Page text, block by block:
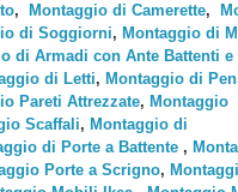
, Montaggio di Camerette,
di Soggiorni, Montaggio di
di Armadi con Ante Battenti e
di Letti, Montaggio di
Pareti Attrezzate, Montaggio
Scaffali, Montaggio di
di Porte a Battente ,
Porte a Scrigno,